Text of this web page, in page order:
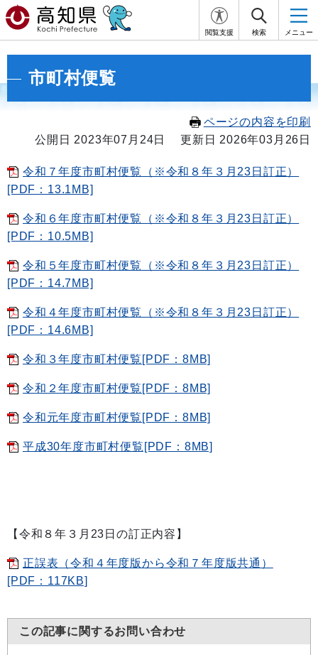
閲覧支援 検索 メニュー
市町村便覧
ページの内容を印刷
公開日 2023年07月24日
更新日 2026年03月26日
令和７年度市町村便覧（※令和８年３月23日訂正）
[PDF：13.1MB]
令和６年度市町村便覧（※令和８年３月23日訂正）
[PDF：10.5MB]
令和５年度市町村便覧（※令和８年３月23日訂正）
[PDF：14.7MB]
令和４年度市町村便覧（※令和８年３月23日訂正）
[PDF：14.6MB]
令和３年度市町村便覧[PDF：8MB]
令和２年度市町村便覧[PDF：8MB]
令和元年度市町村便覧[PDF：8MB]
平成30年度市町村便覧[PDF：8MB]
【令和８年３月23日の訂正内容】
正誤表（令和４年度版から令和７年度版共通）
[PDF：117KB]
この記事に関するお問い合わせ